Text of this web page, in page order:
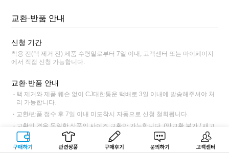
구매하기 관련상품 상품후기 문의하기 고객센터
교환·반품 안내
신청 기간
착용 전(택 제거 전) 제품 수령일로부터 7일 이내, 고객센터 또는 마이페이지
에서 직접 신청 가능합니다.
교환·반품 안내
택 제거와 제품 훼손 없이 CJ대한통운 택배로 3일 이내에 발송해주셔야 처
리 가능합니다.
교환/반품 접수 후 7일 이내 미도착시 자동으로 신청 철회됩니다.
교환의 경우 동일한 상품의 사이즈 교환만 가능합니다. (맞교환 불가 / 재고
품절시 반품만 가능)
최초 수령한 그대로가 아닌 일부 상품만 발송하는 경우 (사은품, 패키지, 포